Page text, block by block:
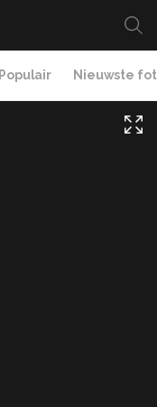
Populair Nieuwste